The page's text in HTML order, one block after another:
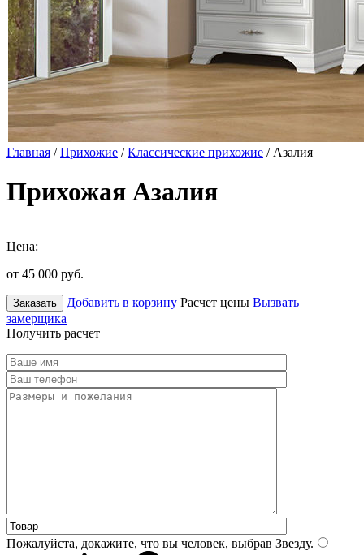
Главная /Прихожие /Классические прихожие / Азалия
Прихожая Азалия
Цена:
от 45 000 руб.
Заказать Добавить в корзину Расчет цены Вызвать
замерщика
Получить расчет
Пожалуйста, докажите, что вы человек, выбрав Звезду.